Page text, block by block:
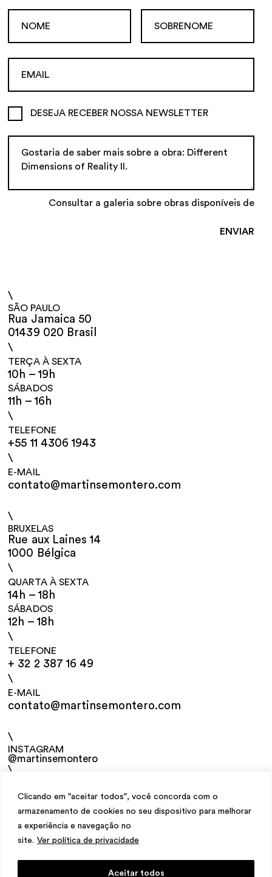
Clicando em "aceitar todos", você concorda com o
armazenamento de cookies no seu dispositivo para melhorar
a experiência e navegação no
site. Ver política de privacidade
Aceitar todos
DESEJA RECEBER NOSSA NEWSLETTER
Consultar a galeria sobre obras disponíveis de
\
SÃO PAULO
Rua Jamaica 50
01439 020 Brasil
\
TERÇA À SEXTA
10h – 19h
SÁBADOS
11h – 16h
\
TELEFONE
+55 11 4306 1943
\
E-MAIL
contato@martinsemontero.com
\
BRUXELAS
Rue aux Laines 14
1000 Bélgica
\
QUARTA À SEXTA
14h – 18h
SÁBADOS
12h – 18h
\
TELEFONE
+ 32 2 387 16 49
\
E-MAIL
contato@martinsemontero.com
\
INSTAGRAM
@martinsemontero
\